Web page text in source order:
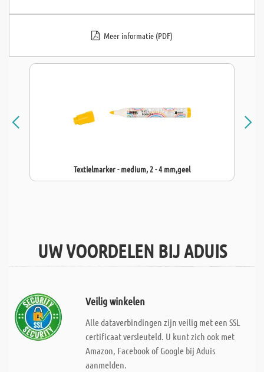
Meer informatie (PDF)
Textielmarker - medium, 2 - 4 mm,geel
UW VOORDELEN BIJ ADUIS
Veilig winkelen
Alle dataverbindingen zijn veilig met een SSL
certificaat versleuteld. U kunt zich ook met
Amazon, Facebook of Google bij Aduis
aanmelden.